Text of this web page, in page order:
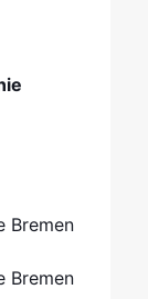
Bremen
Bremen